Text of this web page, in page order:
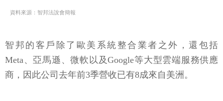
資料來源：智邦法說會簡報
智邦的客戶除了歐美系統整合業者之外，還包括
Meta、亞馬遜、微軟以及Google等大型雲端服務供應
商，因此公司去年前3季營收已有8成來自美洲。